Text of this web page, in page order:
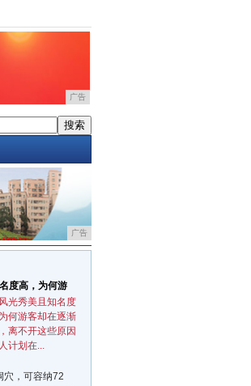
广告
藏 想要购买·售价449美元 黑莓Classic美国官网开订
广告
度高，为何游
光秀美且知名度
何游客却在逐渐
离不开这些原因
计划在...
穴，可容纳72